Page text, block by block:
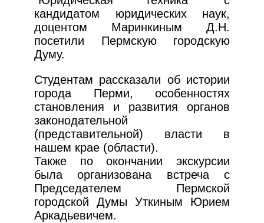
кандидатом юридических наук,
доцентом Маринкиным Д.Н.
посетили Пермскую городскую
Думу.
Студентам рассказали об истории
города Перми, особенностях
становления и развития органов
законодательной
(представительной) власти в
нашем крае (области).
Также по окончании экскурсии
была организована встреча с
Председателем Пермской
городской Думы Уткиным Юрием
Аркадьевичем.